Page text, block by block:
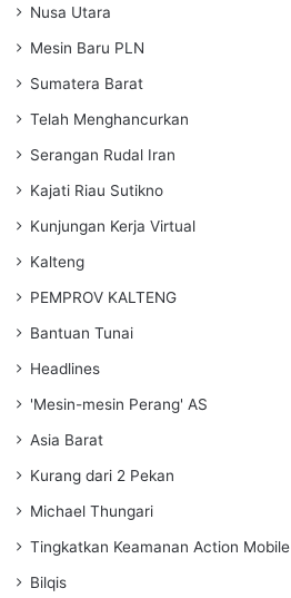
Nusa Utara
Mesin Baru PLN
Sumatera Barat
Telah Menghancurkan
Serangan Rudal Iran
Kajati Riau Sutikno
Kunjungan Kerja Virtual
Kalteng
PEMPROV KALTENG
Bantuan Tunai
Headlines
'Mesin-mesin Perang' AS
Asia Barat
Kurang dari 2 Pekan
Michael Thungari
Tingkatkan Keamanan Action Mobile
Bilqis